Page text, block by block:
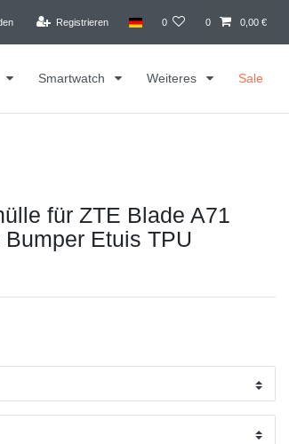
Registrieren 0 0 0,00 €
Smartwatch Weiteres Sale
für ZTE Blade A71
Etuis TPU